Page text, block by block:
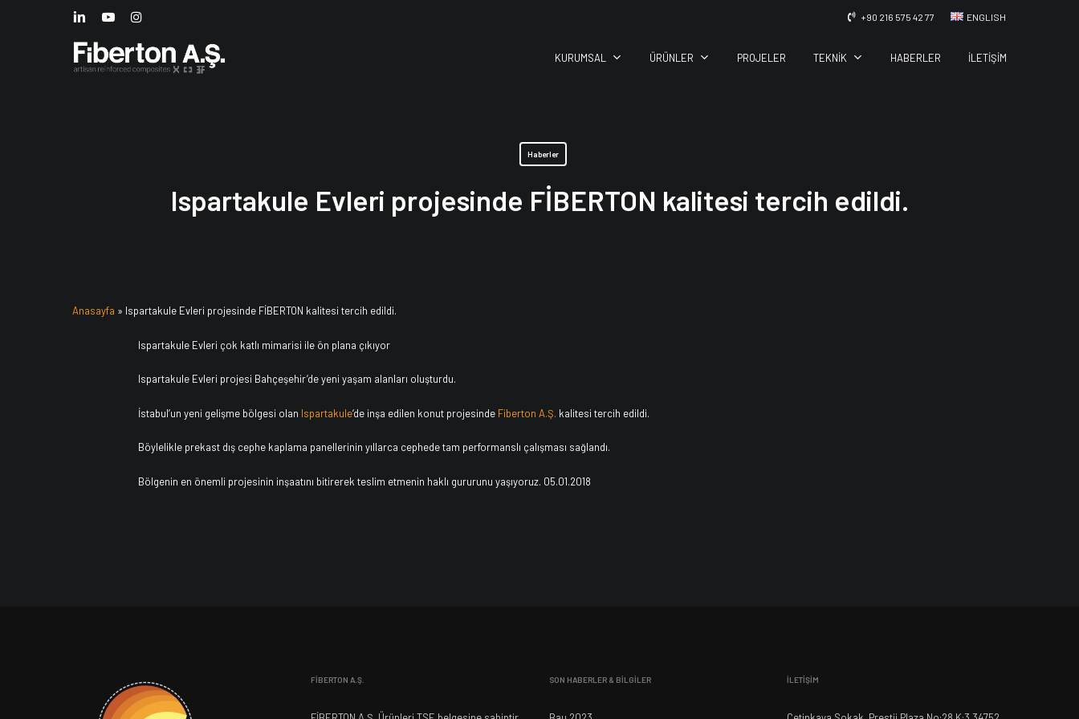
LINKEDINYOUTUBEINSTAGRAM +90 216 575 42 77 ENGLISH
KURUMSAL ÜRÜNLER PROJELER TEKNIK HABERLER İLETIŞIM
Haberler
Ispartakule Evleri projesinde FİBERTON kalitesi tercih edildi.
Anasayfa » Ispartakule Evleri projesinde FİBERTON kalitesi tercih edildi.
Ispartakule Evleri çok katlı mimarisi ile ön plana çıkıyor
Ispartakule Evleri projesi Bahçeşehir’de yeni yaşam alanları oluşturdu.
İstabul’un yeni gelişme bölgesi olan Ispartakule‘de inşa edilen konut projesinde Fiberton A.Ş. kalitesi tercih edildi.
Böylelikle prekast dış cephe kaplama panellerinin yıllarca cephede tam performanslı çalışması sağlandı.
Bölgenin en önemli projesinin inşaatını bitirerek teslim etmenin haklı gururunu yaşıyoruz. 05.01.2018
FİBERTON A.Ş. SON HABERLER & BİLGİLER İLETİŞİM